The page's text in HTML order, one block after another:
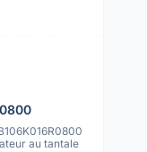
au tantale